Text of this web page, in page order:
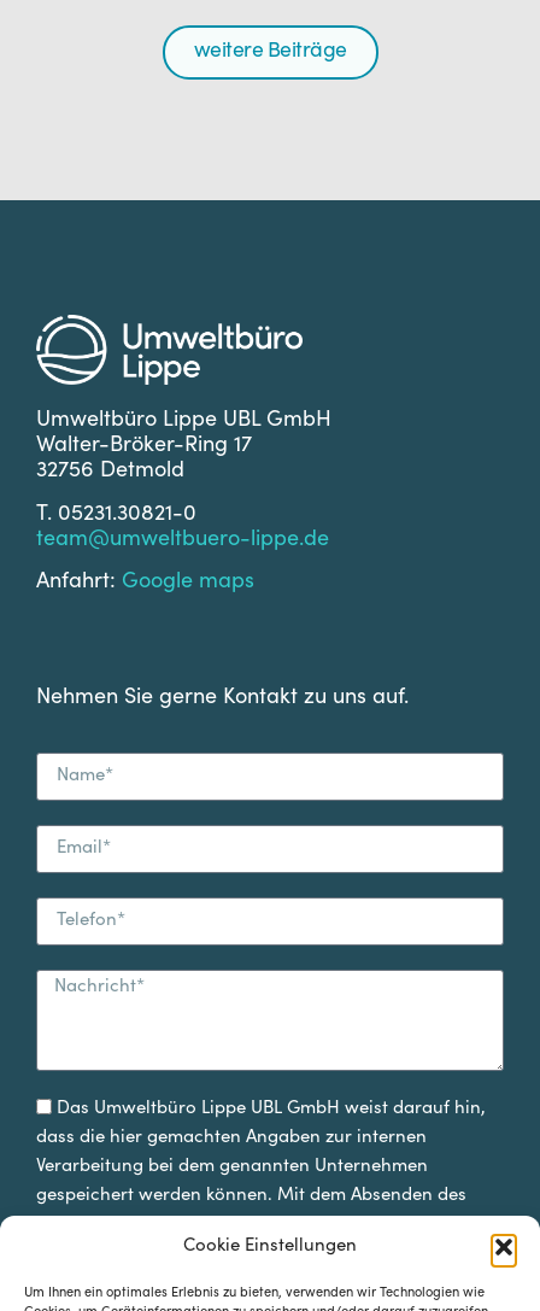
Cookie Einstellungen
Um Ihnen ein optimales Erlebnis zu bieten, verwenden wir Technologien wie
weitere Beiträge
Umweltbüro Lippe UBL GmbH
Walter-Bröker-Ring 17
32756 Detmold
T. 05231.30821-0
team@umweltbuero-lippe.de
Anfahrt: Google maps
Nehmen Sie gerne Kontakt zu uns auf.
Das Umweltbüro Lippe UBL GmbH weist darauf hin,
dass die hier gemachten Angaben zur internen
Verarbeitung bei dem genannten Unternehmen
gespeichert werden können. Mit dem Absenden des
Informationspflichten nach Art. 13 und 14 DSGVO